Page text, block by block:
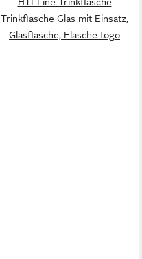
Trinkflasche Glas mit Einsatz,
Glasflasche, Flasche togo